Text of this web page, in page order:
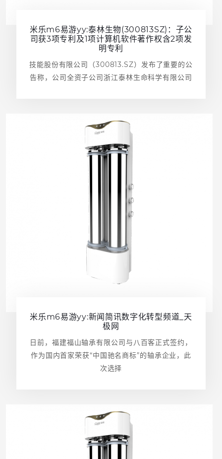
米乐m6易游yy:泰林生物(300813SZ)：子公
司获3项专利及1项计算机软件著作权含2项发
明专利
技能股份有限公司（300813.SZ）发布了重要的公
告称，公司全资子公司浙江泰林生命科学有限公司
米乐m6易游yy:新闻简讯数字化转型频道_天
极网
日前，福建福山轴承有限公司与八百客正式签约，
作为国内首家荣获“中国驰名商标”的轴承企业，此
次选择